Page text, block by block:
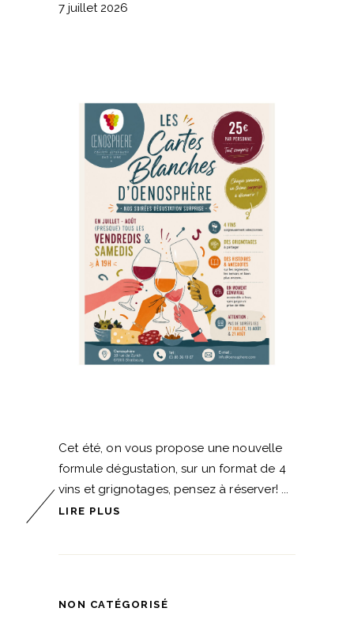
7 juillet 2026
Cet été, on vous propose une nouvelle
formule dégustation, sur un format de 4
vins et grignotages, pensez à réserver!
LIRE PLUS
NON CATÉGORISÉ